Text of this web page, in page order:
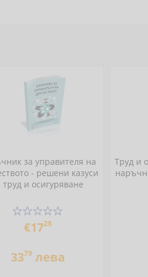
за управителя на
- решени казуси
труд и осигуряване
€1728
3379лева
Труд и